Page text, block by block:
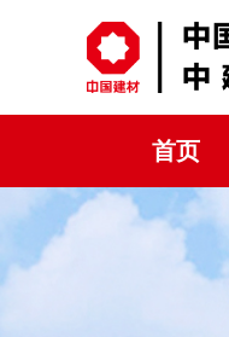
首页